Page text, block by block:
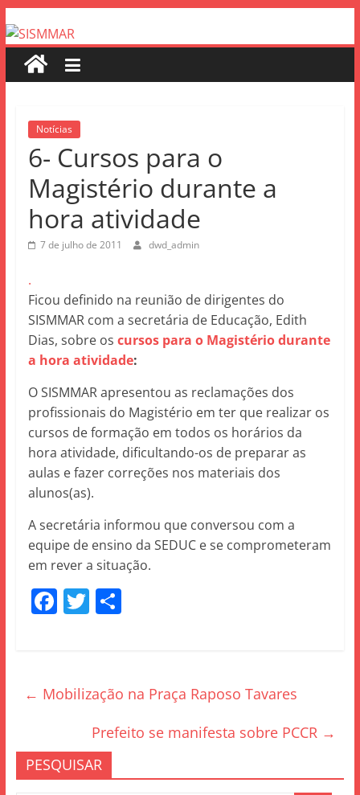
Notícias
6- Cursos para o
Magistério durante a
hora atividade
7 de julho de 2011 dwd_admin
.
Ficou definido na reunião de dirigentes do
SISMMAR com a secretária de Educação, Edith
Dias, sobre os cursos para o Magistério durante
a hora atividade:
O SISMMAR apresentou as reclamações dos
profissionais do Magistério em ter que realizar os
cursos de formação em todos os horários da
hora atividade, dificultando-os de preparar as
aulas e fazer correções nos materiais dos
alunos(as).
A secretária informou que conversou com a
equipe de ensino da SEDUC e se comprometeram
em rever a situação.
F
b
o
k
T S
← Mobilização na Praça Raposo Tavares
Prefeito se manifesta sobre PCCR →
PESQUISAR